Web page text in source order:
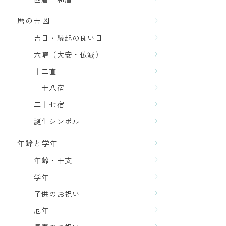
暦の吉凶
吉日・縁起の良い日
六曜（大安・仏滅）
十二直
二十八宿
二十七宿
誕生シンボル
年齢と学年
年齢・干支
学年
子供のお祝い
厄年